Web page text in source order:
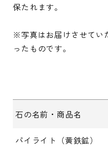
保たれます。
※写真はお届けさせてい
ったものです。
石の名前・商品名
パイライト（黄鉄鉱）